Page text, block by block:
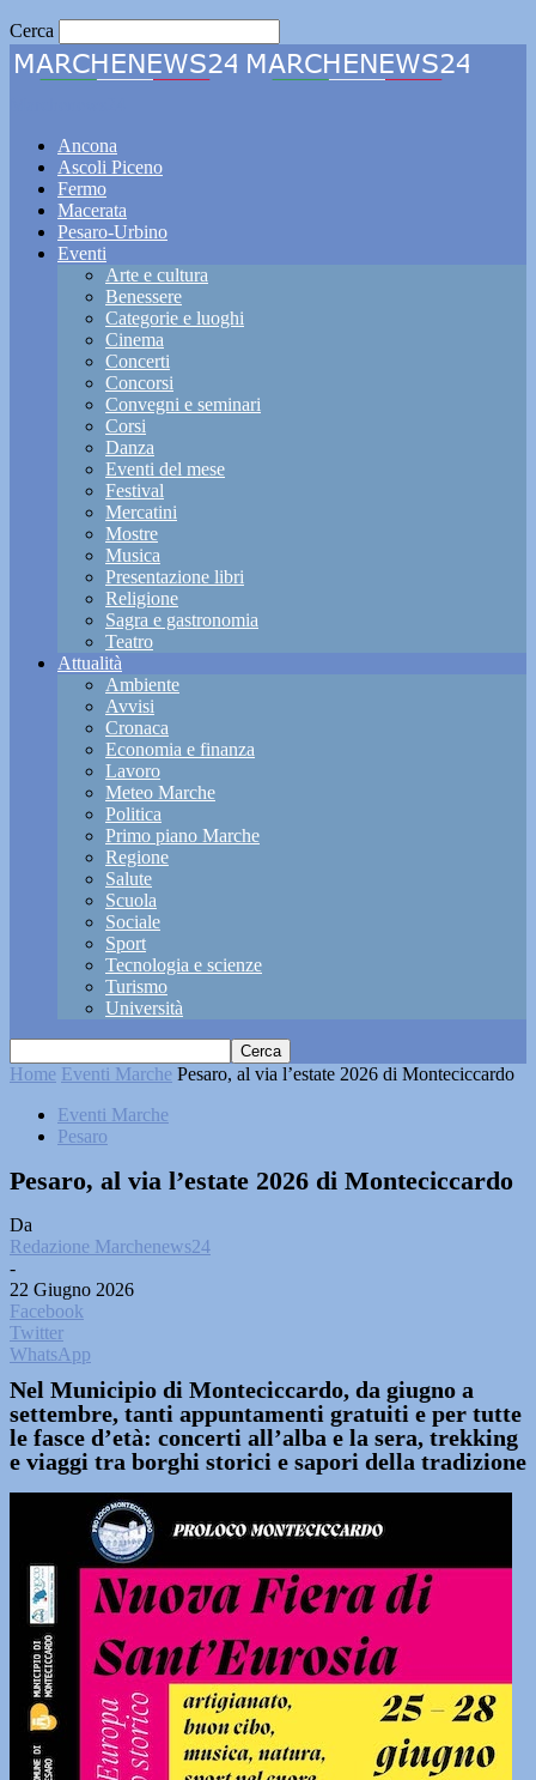
Cerca
Ancona
Ascoli Piceno
Fermo
Macerata
Pesaro-Urbino
Eventi
Arte e cultura
Benessere
Categorie e luoghi
Cinema
Concerti
Concorsi
Convegni e seminari
Corsi
Danza
Eventi del mese
Festival
Mercatini
Mostre
Musica
Presentazione libri
Religione
Sagra e gastronomia
Teatro
Attualità
Ambiente
Avvisi
Cronaca
Economia e finanza
Lavoro
Meteo Marche
Politica
Primo piano Marche
Regione
Salute
Scuola
Sociale
Sport
Tecnologia e scienze
Turismo
Università
Home Eventi Marche Pesaro, al via l’estate 2026 di Monteciccardo
Eventi Marche
Pesaro
Pesaro, al via l’estate 2026 di Monteciccardo
Da
Redazione Marchenews24
-
22 Giugno 2026
Facebook
Twitter
WhatsApp
Nel Municipio di Monteciccardo, da giugno a
settembre, tanti appuntamenti gratuiti e per tutte
le fasce d’età: concerti all’alba e la sera, trekking
e viaggi tra borghi storici e sapori della tradizione